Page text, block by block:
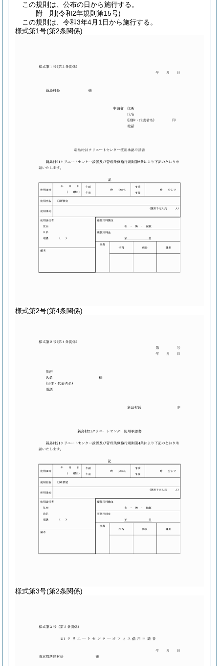
この規則は、公布の日から施行する。
附 則(令和2年規則第15号)
この規則は、令和3年4月1日から施行する。
様式第1号(第2条関係)
様式第2号(第4条関係)
様式第3号(第2条関係)